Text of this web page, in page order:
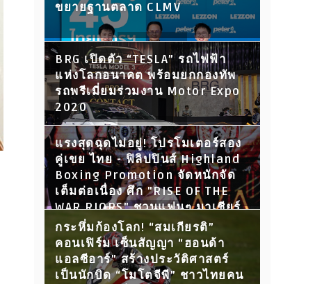
ขยายฐานตลาด CLMV
BRG เปิดตัว “TESLA” รถไฟฟ้า
แห่งโลกอนาคต พร้อมยกกองทัพ
รถพรีเมี่ยมร่วมงาน Motor Expo
2020
แรงสุดฉุดไม่อยู่! โปรโมเตอร์สอง
คู่เขย ไทย - ฟิลิปปินส์ Highland
Boxing Promotion จัดหนักจัด
เต็มต่อเนื่อง ศึก "RISE OF THE
WAR RIORS" ชวนแฟนๆ มาเชียร์
กับ 15 คู่ขุนพลนักสู้ ห้ามพลาด!
กระหึ่มก้องโลก! “สมเกียรติ”
คอนเฟิร์ม เซ็นสัญญา “ฮอนด้า
แอลซีอาร์” สร้างประวัติศาสตร์
เป็นนักบิด “โมโตจีพี” ชาวไทยคน